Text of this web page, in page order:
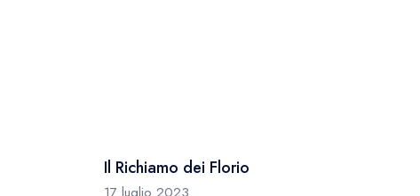
Il Richiamo dei Florio